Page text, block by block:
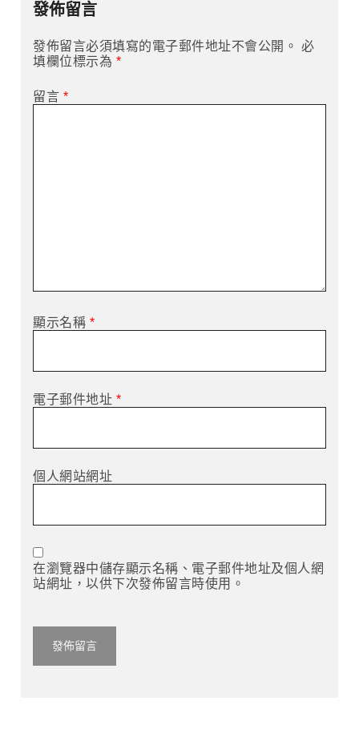
覽
發佈留言
發佈留言必須填寫的電子郵件地址不會公開。 必
填欄位標示為 *
留言 *
顯示名稱 *
電子郵件地址 *
個人網站網址
在瀏覽器中儲存顯示名稱、電子郵件地址及個人網
站網址，以供下次發佈留言時使用。